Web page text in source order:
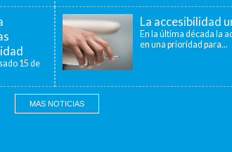
15 de
La accesibilidad
En la última década la
en una prioridad para...
MAS NOTICIAS